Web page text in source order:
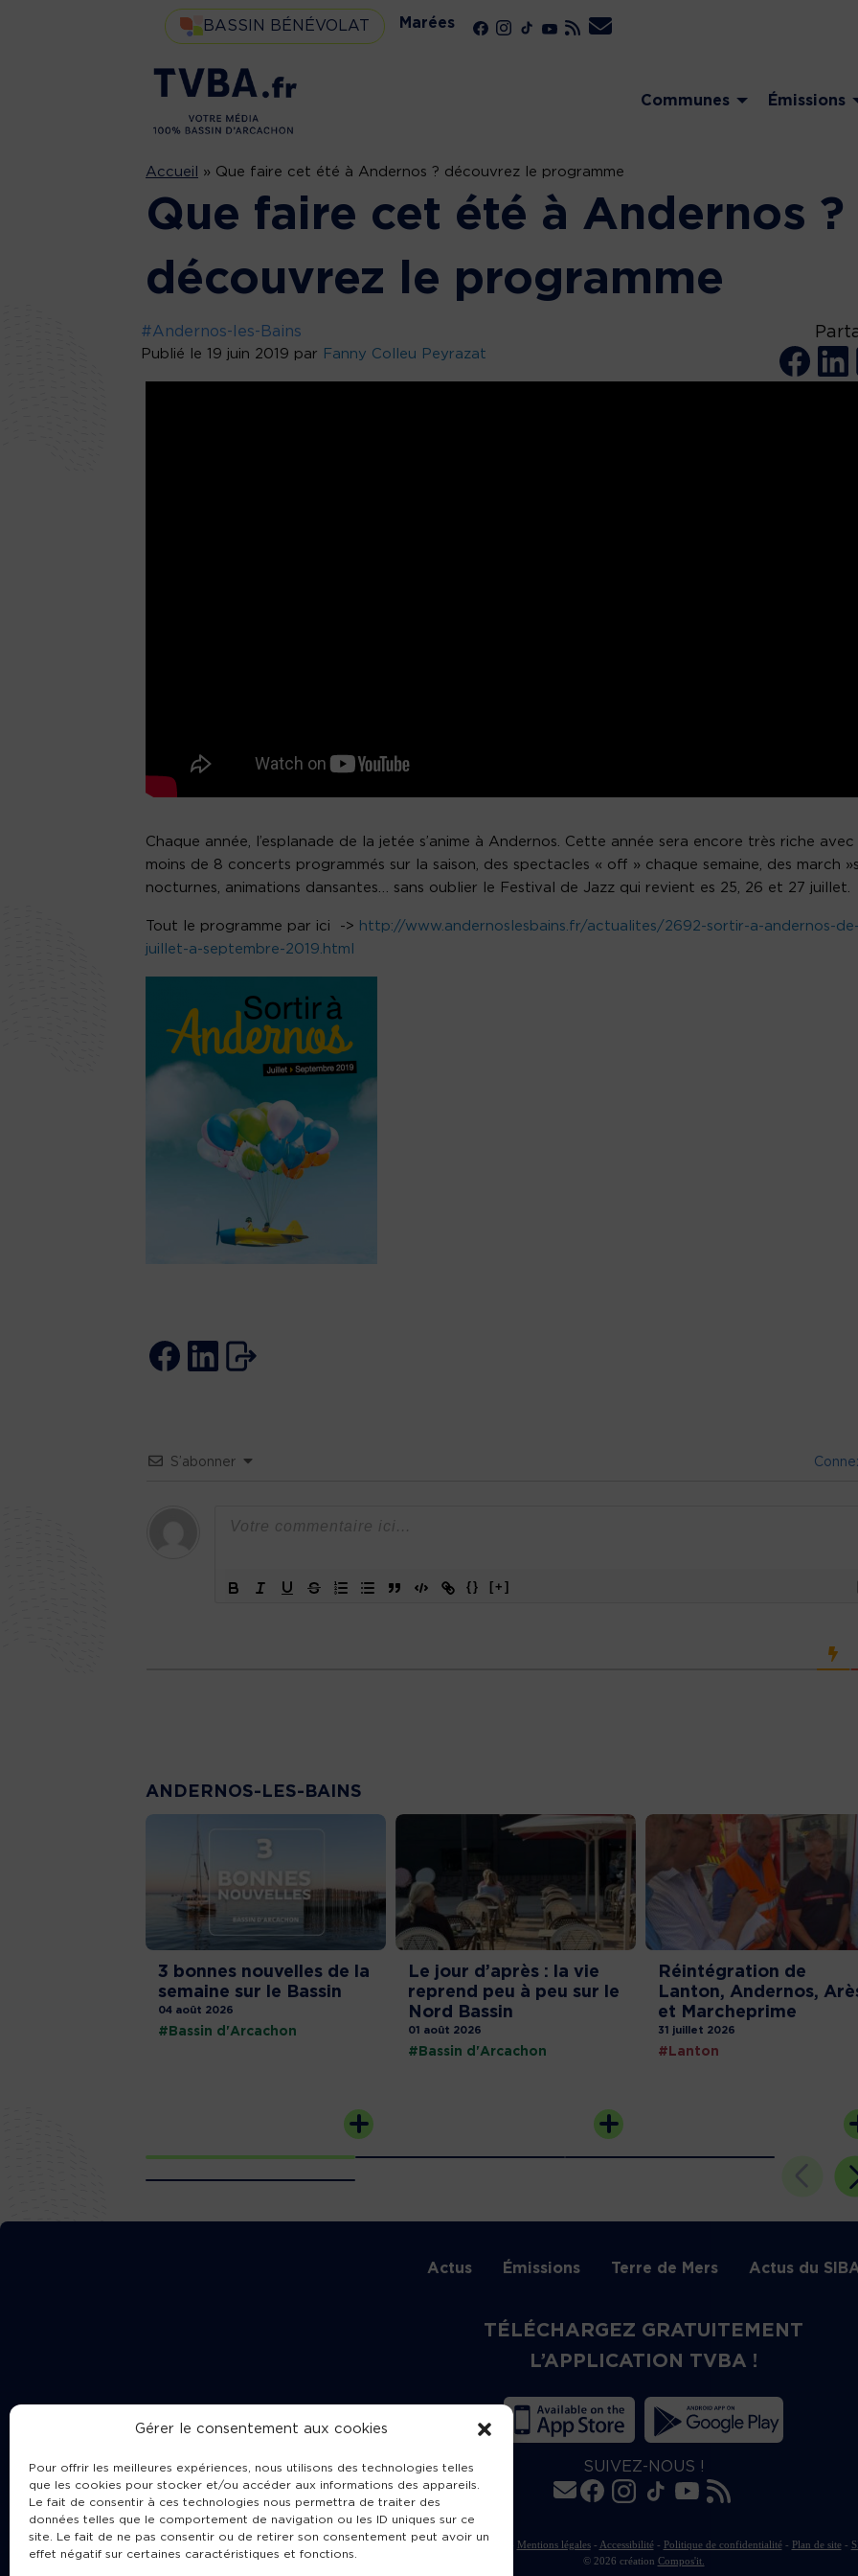
Gérer le consentement aux cookies
Pour offrir les meilleures expériences, nous utilisons des technologies telles
que les cookies pour stocker et/ou accéder aux informations des appareils.
Le fait de consentir à ces technologies nous permettra de traiter des
données telles que le comportement de navigation ou les ID uniques sur ce
site. Le fait de ne pas consentir ou de retirer son consentement peut avoir un
effet négatif sur certaines caractéristiques et fonctions.
BASSIN BÉNÉVOLAT Marées
Communes Émissions
Accueil » Que faire cet été à Andernos ? découvrez le programme
Que faire cet été à Andernos ?
découvrez le programme
#Andernos-les-Bains
Publié le 19 juin 2019 par Fanny Colleu Peyrazat
Chaque année, l’esplanade de la jetée s’anime à Andernos. Cette année sera encore très riche avec
moins de 8 concerts programmés sur la saison, des spectacles « off » chaque semaine, des march
nocturnes, animations dansantes… sans oublier le Festival de Jazz qui revient es 25, 26 et 27 juillet.
Tout le programme par ici -> http://www.andernoslesbains.fr/actualites/2692-sortir-a-andernos-
juillet-a-septembre-2019.html
S’abonner
{} [+]
ANDERNOS-LES-BAINS
3 bonnes nouvelles de la
semaine sur le Bassin
04 août 2026
#Bassin d'Arcachon
Le jour d’après : la vie
reprend peu à peu sur le
Nord Bassin
01 août 2026
#Bassin d'Arcachon
Réintégration de
Lanton, Andernos,
et Marcheprime
31 juillet 2026
#Lanton
Actus Émissions Terre de Mers Actus du
TÉLÉCHARGEZ GRATUITEMENT
L’APPLICATION TVBA !
SUIVEZ-NOUS !
Charte de publication Mentions légales- Accessibilité- Politique de confidentialité- Plan de site-
© 2026 création Compos'it.